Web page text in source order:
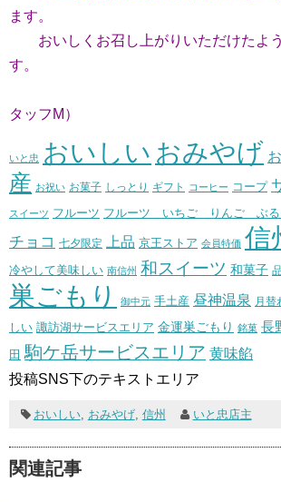
ます。
おいしくお召し上がりいただけたよ
す。
（
タッフM）
いと忠 おいしい おみやげ
産 お祝い お菓子 しっとり ギフト コーヒー コープ
スイーツ フルーツ フルーツ いちご りんご ぶる
チョコ 七夕限定 上品 京王ストア 会員特価 信
冷やして美味しい 南信州 和スイーツ 和菓子
巣ごもり 御中元 手土産 昼神温泉 月替
しい 諏訪湖サービスエリア 金運巣ごもり 銘菓 長
田 駒ケ岳サービスエリア 黄味餡
投稿SNS下のテキストエリア
おいしい, おみやげ, 信州 いと忠店主
関連記事